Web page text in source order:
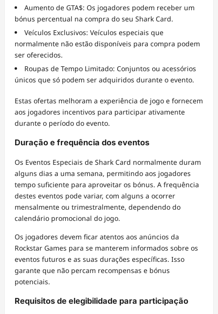
Aumento de GTA$: Os jogadores podem receber um
bónus percentual na compra do seu Shark Card.
Veículos Exclusivos: Veículos especiais que
normalmente não estão disponíveis para compra podem
ser oferecidos.
Roupas de Tempo Limitado: Conjuntos ou acessórios
únicos que só podem ser adquiridos durante o evento.
Estas ofertas melhoram a experiência de jogo e fornecem
aos jogadores incentivos para participar ativamente
durante o período do evento.
Duração e frequência dos eventos
Os Eventos Especiais de Shark Card normalmente duram
alguns dias a uma semana, permitindo aos jogadores
tempo suficiente para aproveitar os bónus. A frequência
destes eventos pode variar, com alguns a ocorrer
mensalmente ou trimestralmente, dependendo do
calendário promocional do jogo.
Os jogadores devem ficar atentos aos anúncios da
Rockstar Games para se manterem informados sobre os
eventos futuros e as suas durações específicas. Isso
garante que não percam recompensas e bónus
potenciais.
Requisitos de elegibilidade para participação